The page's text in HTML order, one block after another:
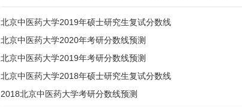
北京中医药大学2019年硕士研究生复试分数线
北京中医药大学2020年考研分数线预测
北京中医药大学2019年考研分数线预测
北京中医药大学2018年硕士研究生复试分数线
2018北京中医药大学考研分数线预测